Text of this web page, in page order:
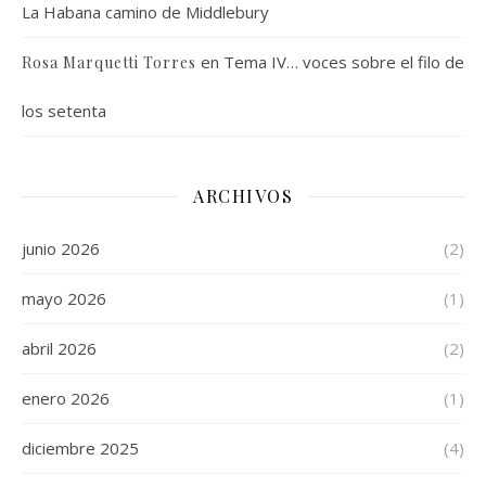
La Habana camino de Middlebury
Rosa Marquetti Torres en Tema IV… voces sobre el filo de
los setenta
ARCHIVOS
junio 2026 (2)
mayo 2026 (1)
abril 2026 (2)
enero 2026 (1)
diciembre 2025 (4)